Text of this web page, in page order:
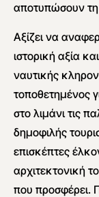
αποτυπώσουν τη
Αξίζει να
ιστορική αξία
ναυτικής
τοποθετημένος
στο λιμάνι τις
δημοφιλής
επισκέπτες
αρχιτεκτονική
που προσφέρει.